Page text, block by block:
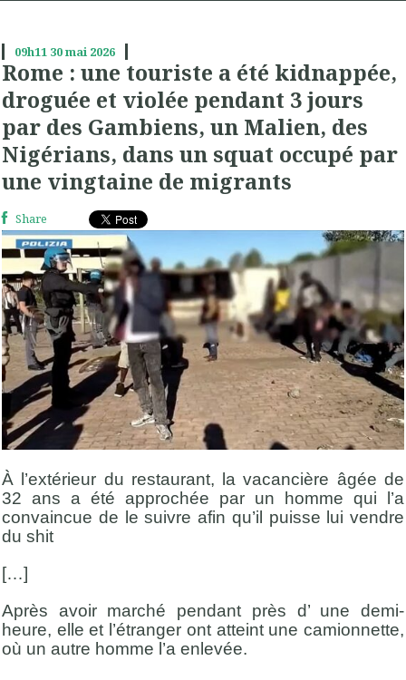
09h11 30mai 2026
Rome : une touriste a été kidnappée,
droguée et violée pendant 3 jours
par des Gambiens, un Malien, des
Nigérians, dans un squat occupé par
une vingtaine de migrants
Share
À l’extérieur du restaurant, la vacancière âgée de
32 ans a été approchée par un homme qui l’a
convaincue de le suivre afin qu’il puisse lui vendre
du shit
[…]
Après avoir marché pendant près d’ une demi-
heure, elle et l’étranger ont atteint une camionnette,
où un autre homme l’a enlevée.